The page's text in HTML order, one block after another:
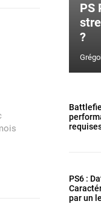
PS
?
PS6 :
par un